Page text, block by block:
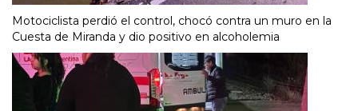
Motociclista perdió el control, chocó contra un muro en la
Cuesta de Miranda y dio positivo en alcoholemia